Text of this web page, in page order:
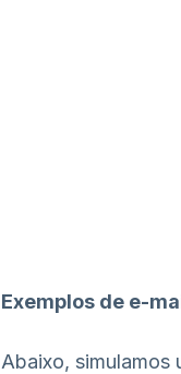
Exemplos de e-
Abaixo, simulamos